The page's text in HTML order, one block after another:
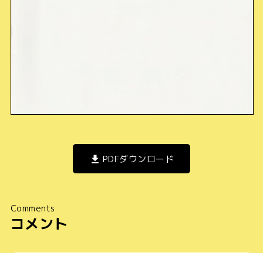
PDFダウンロード
Comments
コメント